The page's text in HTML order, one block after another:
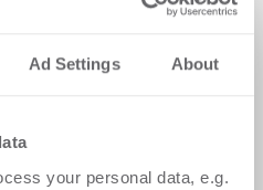
Ad Settings About
your personal data, e.g.
Außentemperaturen
IT-Systeme treiben